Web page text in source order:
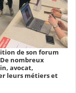
de son forum
nombreux
avocat,
leurs métiers et